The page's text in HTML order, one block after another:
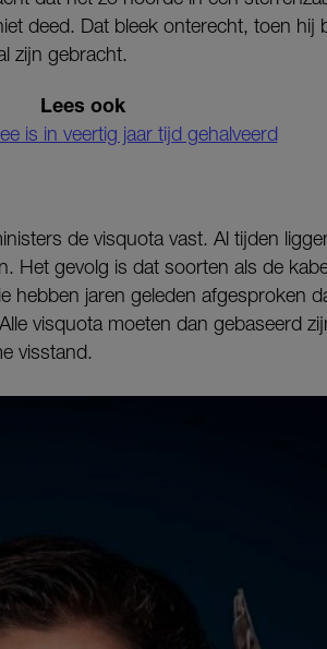
deed. Dat bleek onterecht, toen hij
zijn gebracht.
Lees ook
is in veertig jaar tijd gehalveerd
de visquota vast. Al tijden
Het gevolg is dat soorten als de
hebben jaren geleden afgesproken
visquota moeten dan gebaseerd
visstand.